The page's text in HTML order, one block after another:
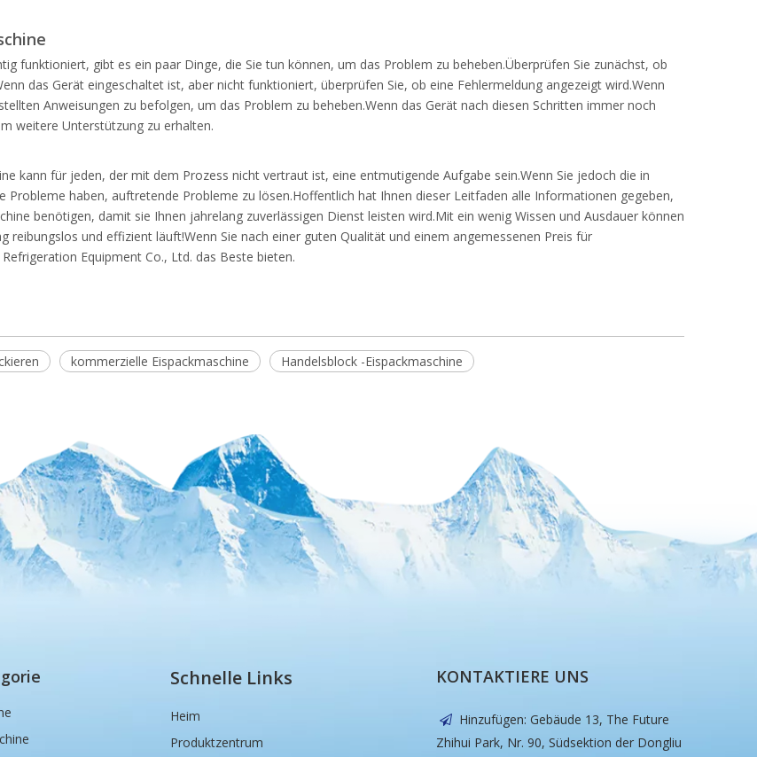
funktioniert, gibt es ein paar Dinge, die Sie tun können, um das Problem zu beheben.Überprüfen Sie zunächst, ob
das Gerät eingeschaltet ist, aber nicht funktioniert, überprüfen Sie, ob eine Fehlermeldung angezeigt wird.Wenn
Anweisungen zu befolgen, um das Problem zu beheben.Wenn das Gerät nach diesen Schritten immer noch
weitere Unterstützung zu erhalten.
kann für jeden, der mit dem Prozess nicht vertraut ist, eine entmutigende Aufgabe sein.Wenn Sie jedoch die in
Probleme haben, auftretende Probleme zu lösen.Hoffentlich hat Ihnen dieser Leitfaden alle Informationen gegeben,
benötigen, damit sie Ihnen jahrelang zuverlässigen Dienst leisten wird.Mit ein wenig Wissen und Ausdauer können
reibungslos und effizient läuft!Wenn Sie nach einer guten Qualität und einem angemessenen Preis für
Equipment Co., Ltd. das Beste bieten.
kommerzielle Eispackmaschine Handelsblock -Eispackmaschine
Schnelle Links
Heim
Produktzentrum
KONTAKTIERE UNS

Hinzufügen: Gebäude 13, The Future
Zhihui Park, Nr. 90, Südsektion der Dongliu